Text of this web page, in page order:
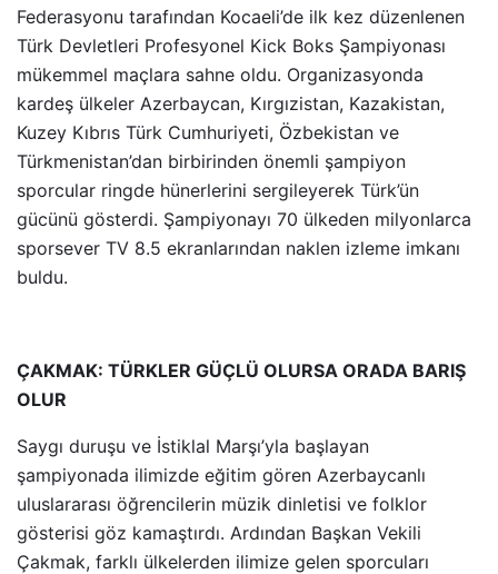
Federasyonu tarafından Kocaeli’de ilk kez düzenlenen
Türk Devletleri Profesyonel Kick Boks Şampiyonası
mükemmel maçlara sahne oldu. Organizasyonda
kardeş ülkeler Azerbaycan, Kırgızistan, Kazakistan,
Kuzey Kıbrıs Türk Cumhuriyeti, Özbekistan ve
Türkmenistan’dan birbirinden önemli şampiyon
sporcular ringde hünerlerini sergileyerek Türk’ün
gücünü gösterdi. Şampiyonayı 70 ülkeden milyonlarca
sporsever TV 8.5 ekranlarından naklen izleme imkanı
buldu.
ÇAKMAK: TÜRKLER GÜÇLÜ OLURSA ORADA BARIŞ
OLUR
Saygı duruşu ve İstiklal Marşı’yla başlayan
şampiyonada ilimizde eğitim gören Azerbaycanlı
uluslararası öğrencilerin müzik dinletisi ve folklor
gösterisi göz kamaştırdı. Ardından Başkan Vekili
Çakmak, farklı ülkelerden ilimize gelen sporcuları